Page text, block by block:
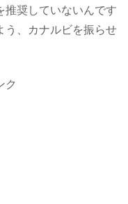
推奨していないんです
う、カナルビを振らせ
ク